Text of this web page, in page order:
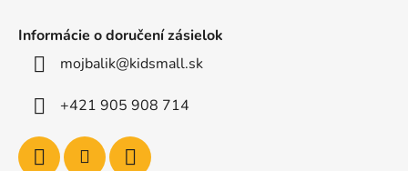
Informácie o doručení zásielok
mojbalik@kidsmall.sk
+421 905 908 714